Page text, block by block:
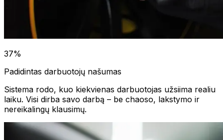
37%
Padidintas darbuotojų našumas
Sistema rodo, kuo kiekvienas darbuotojas užsiima realiu
laiku. Visi dirba savo darbą – be chaoso, lakstymo ir
nereikalingų klausimų.